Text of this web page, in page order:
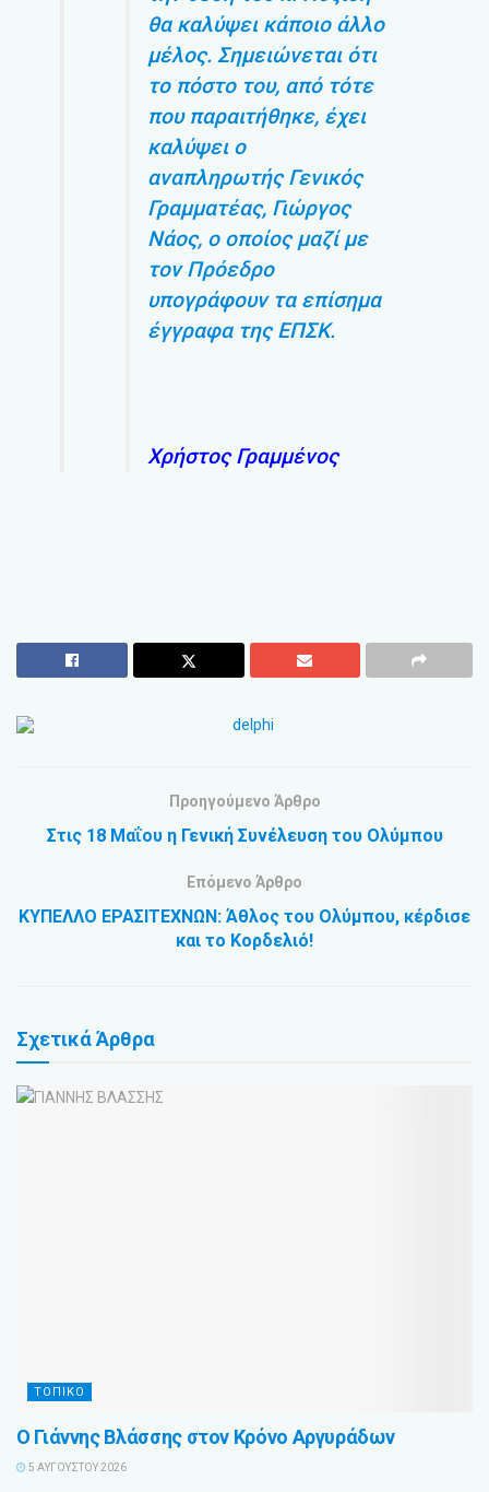
θα καλύψει κάποιο άλλο
μέλος. Σημειώνεται ότι
το πόστο του, από τότε
που παραιτήθηκε, έχει
καλύψει ο
αναπληρωτής Γενικός
Γραμματέας, Γιώργος
Νάος, ο οποίος μαζί με
τον Πρόεδρο
υπογράφουν τα επίσημα
έγγραφα της ΕΠΣΚ.
Χρήστος Γραμμένος
Προηγούμενο Άρθρο
Στις 18 Μαΐου η Γενική Συνέλευση του Ολύμπου
Επόμενο Άρθρο
ΚΥΠΕΛΛΟ ΕΡΑΣΙΤΕΧΝΩΝ: Άθλος του Ολύμπου, κέρδισε
και το Κορδελιό!
ΣχετικάΆρθρα
ΤΟΠΙΚΟ
Ο Γιάννης Βλάσσης στον Κρόνο Αργυράδων
5 ΑΥΓΟΎΣΤΟΥ 2026